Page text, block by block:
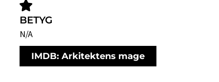
BETYG
N/A
IMDB: Arkitektens mage